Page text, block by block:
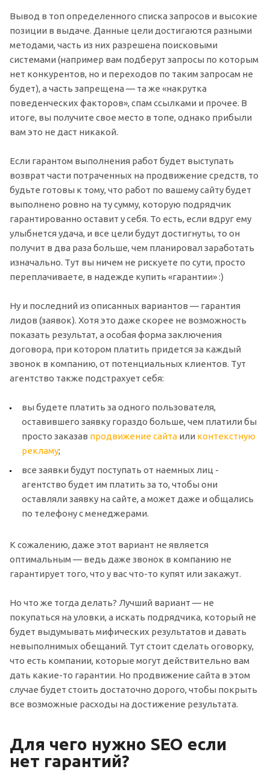
Вывод в топ определенного списка запросов и высокие
позиции в выдаче. Данные цели достигаются разными
методами, часть из них разрешена поисковыми
системами (например вам подберут запросы по которым
нет конкурентов, но и переходов по таким запросам не
будет), а часть запрещена — та же «накрутка
поведенческих факторов», спам ссылками и прочее. В
итоге, вы получите свое место в топе, однако прибыли
вам это не даст никакой.
Если гарантом выполнения работ будет выступать
возврат части потраченных на продвижение средств, то
будьте готовы к тому, что работ по вашему сайту будет
выполнено ровно на ту сумму, которую подрядчик
гарантированно оставит у себя. То есть, если вдруг ему
улыбнется удача, и все цели будут достигнуты, то он
получит в два раза больше, чем планировал заработать
изначально. Тут вы ничем не рискуете по сути, просто
переплачиваете, в надежде купить «гарантии» :)
Ну и последний из описанных вариантов — гарантия
лидов (заявок). Хотя это даже скорее не возможность
показать результат, а особая форма заключения
договора, при котором платить придется за каждый
звонок в компанию, от потенциальных клиентов. Тут
агентство также подстрахует себя:
вы будете платить за одного пользователя,
оставившего заявку гораздо больше, чем платили бы
просто заказав продвижение сайта или контекстную
рекламу;
все заявки будут поступать от наемных лиц -
агентство будет им платить за то, чтобы они
оставляли заявку на сайте, а может даже и общались
по телефону с менеджерами.
К сожалению, даже этот вариант не является
оптимальным — ведь даже звонок в компанию не
гарантирует того, что у вас что-то купят или закажут.
Но что же тогда делать? Лучший вариант — не
покупаться на уловки, а искать подрядчика, который не
будет выдумывать мифических результатов и давать
невыполнимых обещаний. Тут стоит сделать оговорку,
что есть компании, которые могут действительно вам
дать какие-то гарантии. Но продвижение сайта в этом
случае будет стоить достаточно дорого, чтобы покрыть
все возможные расходы на достижение результата.
Для чего нужно SEO если
нет гарантий?